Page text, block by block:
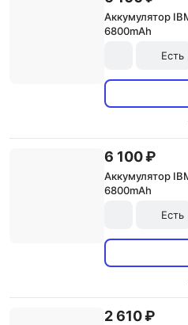
Аккумулятор
6800mAh
Есть
6 100 ₽
Аккумулятор
6800mAh
Есть
2 610 ₽